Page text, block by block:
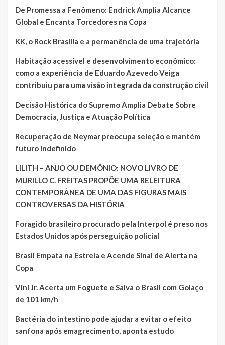
De Promessa a Fenômeno: Endrick Amplia Alcance
Global e Encanta Torcedores na Copa
KK, o Rock Brasília e a permanência de uma trajetória
Habitação acessível e desenvolvimento econômico:
como a experiência de Eduardo Azevedo Veiga
contribuiu para uma visão integrada da construção civil
Decisão Histórica do Supremo Amplia Debate Sobre
Democracia, Justiça e Atuação Política
Recuperação de Neymar preocupa seleção e mantém
futuro indefinido
LILITH – ANJO OU DEMÔNIO: NOVO LIVRO DE
MURILLO C. FREITAS PROPÕE UMA RELEITURA
CONTEMPORÂNEA DE UMA DAS FIGURAS MAIS
CONTROVERSAS DA HISTÓRIA
Foragido brasileiro procurado pela Interpol é preso nos
Estados Unidos após perseguição policial
Brasil Empata na Estreia e Acende Sinal de Alerta na
Copa
Vini Jr. Acerta um Foguete e Salva o Brasil com Golaço
de 101 km/h
Bactéria do intestino pode ajudar a evitar o efeito
sanfona após emagrecimento, aponta estudo